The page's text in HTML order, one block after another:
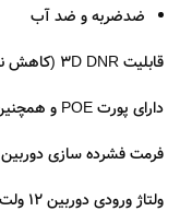
ضدضربه و ضد آب
قابلیت ۳D DNR (کاهش نویز دیجیتالی سه بعدی) و قابلیت BLC (تنظیم نور پس زمینه) را دارد.
دارای پورت POE و همچنین یک پورت شبکه RJ45 10M/100M می باشد.
فرمت فشرده سازی دوربین H.265+, H.265, H.264+, H.264 می باشد.
ولتاژ ورودی دوربین ۱۲ ولت و جریان مصرفی ۱ یا ۲ آمپر جریان ثابت DC است و برق مصرفی دوربین ماکزیمم ۴ وات می باشد.